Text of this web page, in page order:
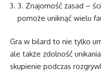
3. Znajomość zasad –
pomoże uniknąć wielu
Gra w bilard to nie tylko
ale także zdolność
skupienie podczas